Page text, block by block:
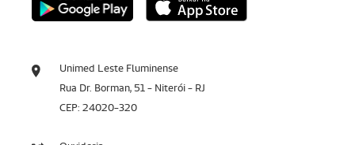
Unimed Leste Fluminense
Rua Dr. Borman, 51 - Niterói - RJ
CEP: 24020-320